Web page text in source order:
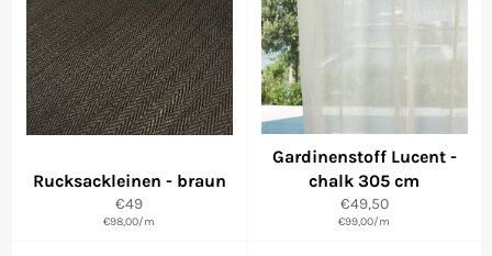
Rucksackleinen - braun
Normaler
Preis
€49
€98,00/m
Gardinenstoff Lucent -
chalk 305 cm
Normaler
Preis
€49,50
€99,00/m